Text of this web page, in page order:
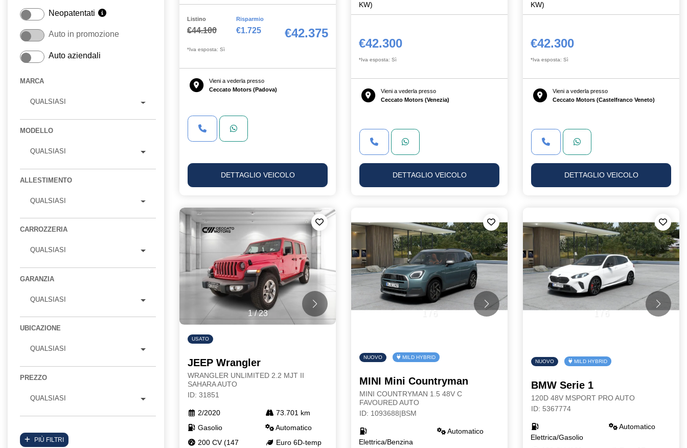
Neopatentati
Auto in promozione
Auto aziendali
MARCA
QUALSIASI
MODELLO
QUALSIASI
ALLESTIMENTO
QUALSIASI
CARROZZERIA
QUALSIASI
GARANZIA
QUALSIASI
UBICAZIONE
QUALSIASI
PREZZO
QUALSIASI
PIÙ FILTRI
Listino
€44.100
Risparmio
€1.725 €42.375
*Iva esposta: Sì
Vieni a vederla presso
Ceccato Motors (Padova)
DETTAGLIO VEICOLO
KW)
€42.300
*Iva esposta: Sì
Vieni a vederla presso
Ceccato Motors (Venezia)
DETTAGLIO VEICOLO
KW)
€42.300
*Iva esposta: Sì
Vieni a vederla presso
Ceccato Motors (Castelfranco Veneto)
DETTAGLIO VEICOLO
1/23
USATO
JEEP Wrangler
WRANGLER UNLIMITED 2.2 MJT II
SAHARA AUTO
ID: 31851
2/2020
73.701 km
Gasolio
Automatico
200 CV (147
Euro 6D-temp
1/6
NUOVO MILD HYBRID
MINI Mini Countryman
MINI COUNTRYMAN 1.5 48V C
FAVOURED AUTO
ID: 1093688|BSM
Elettrica/Benzina
Automatico
1/6
NUOVO MILD HYBRID
BMW Serie 1
120D 48V MSPORT PRO AUTO
ID: 5367774
Elettrica/Gasolio
Automatico